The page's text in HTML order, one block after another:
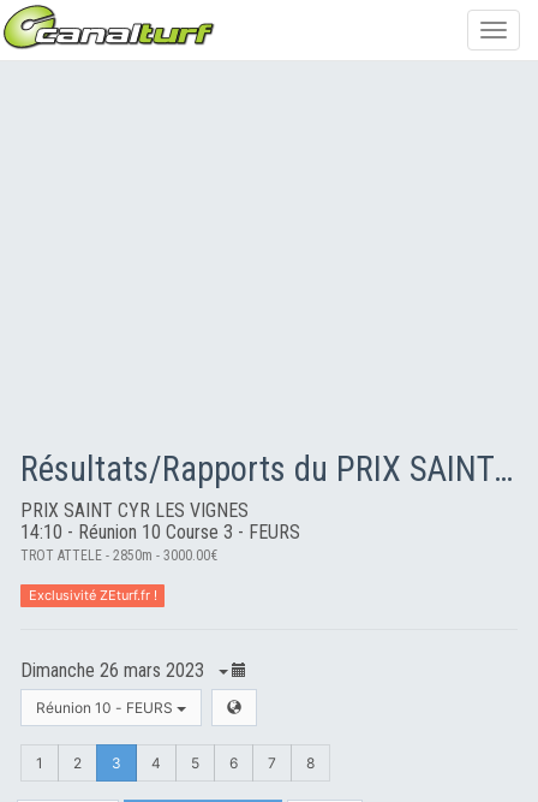
Résultats/Rapports du PRIX SAINT CYR LES VIGNES
PRIX SAINT CYR LES VIGNES
14:10 - Réunion 10 Course 3 - FEURS
TROT ATTELE - 2850m - 3000.00€
Exclusivité ZEturf.fr !
Dimanche 26 mars 2023
Réunion 10 - FEURS
1 2 3 4 5 6 7 8